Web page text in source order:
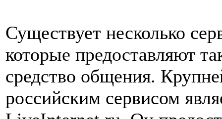
Существует несколько
которые предоставляют
средство общения.
российским сервисом